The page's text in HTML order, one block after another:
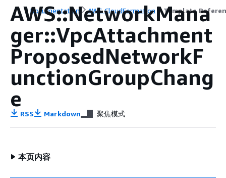
Documentation AWS CloudFormation Template
AWS::NetworkMana
ger::VpcAttachment
ProposedNetworkF
unctionGroupChang
e
RSS Markdown 聚焦模式
本页内容